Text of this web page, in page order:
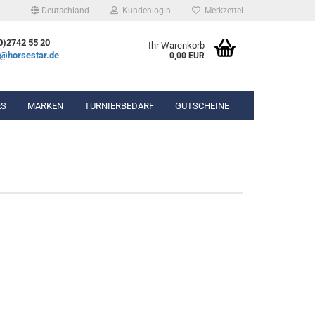
Deutschland Kundenlogin Merkzettel
55 20
Ihr Warenkorb
0,00 EUR
MARKEN TURNIERBEDARF GUTSCHEINE